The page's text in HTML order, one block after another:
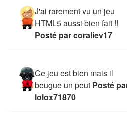
J'ai rarement vu un jeu
HTML5 aussi bien fait !!
Posté par coraliev17
Ce jeu est bien mais il
beugue un peut Posté
lolox71870